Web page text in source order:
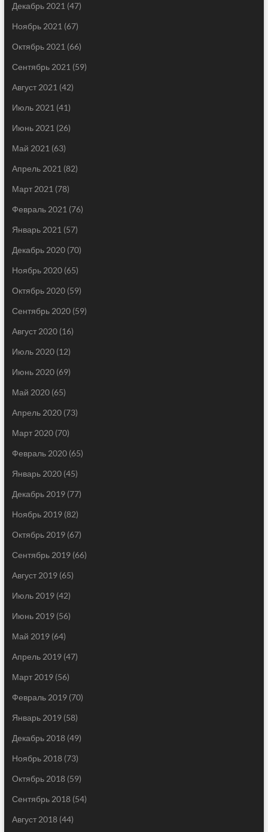
Декабрь 2021 (47)
Ноябрь 2021 (67)
Октябрь 2021 (66)
Сентябрь 2021 (59)
Август 2021 (42)
Июль 2021 (41)
Июнь 2021 (26)
Май 2021 (63)
Апрель 2021 (82)
Март 2021 (78)
Февраль 2021 (76)
Январь 2021 (57)
Декабрь 2020(70)
Ноябрь 2020(65)
Октябрь 2020(59)
Сентябрь 2020(59)
Август 2020(16)
Июль 2020(12)
Июнь 2020(69)
Май 2020(65)
Апрель 2020(73)
Март 2020(70)
Февраль 2020(65)
Январь 2020(45)
Декабрь 2019(77)
Ноябрь 2019(82)
Октябрь 2019(67)
Сентябрь 2019(66)
Август 2019(65)
Июль 2019(42)
Июнь 2019(56)
Май 2019(64)
Апрель 2019(47)
Март 2019(56)
Февраль 2019(70)
Январь 2019(58)
Декабрь 2018(49)
Ноябрь 2018(73)
Октябрь 2018(59)
Сентябрь 2018(54)
Август 2018(44)